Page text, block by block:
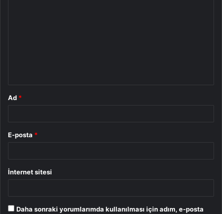
Ad *
E-posta *
İnternet sitesi
Daha sonraki yorumlarımda kullanılması için adım, e-posta